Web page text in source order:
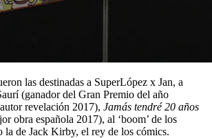
las destinadas a SuperLópez x Jan, a
(ganador del Gran Premio del año
revelación 2017), Jamás tendré 20 años
obra española 2017), al ‘boom’ de los
la de Jack Kirby, el rey de los cómics.